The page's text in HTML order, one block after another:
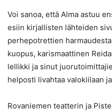
Voi sanoa, että Alma astuu
esiin kirjallisten lähteiden
perhepotrettien
kuopus, karismaattinen
lellikki ja sinut
helposti livahtaa valokiilaan
Rovaniemen teatterin ja